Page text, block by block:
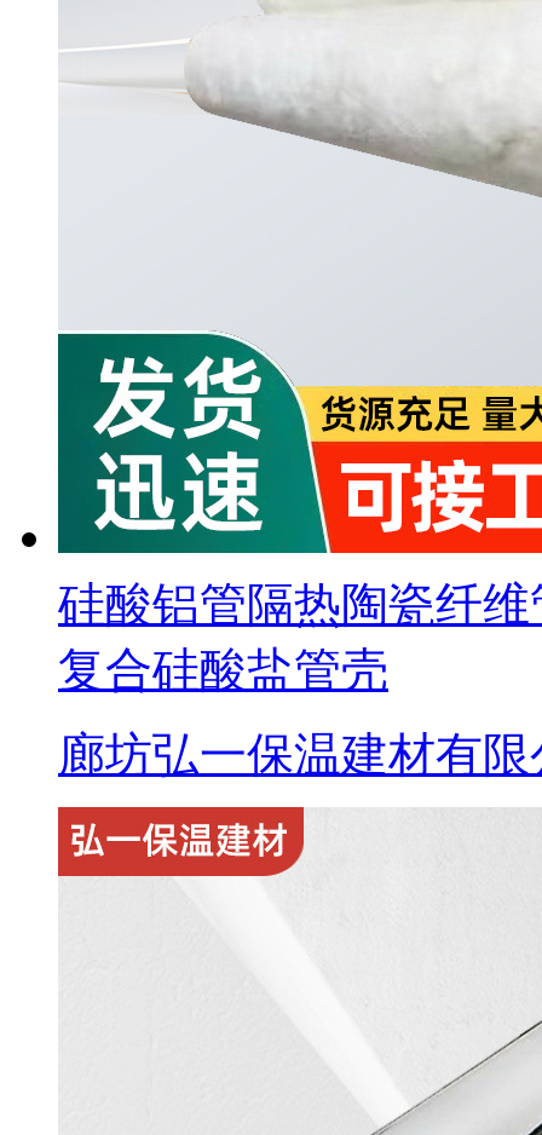
硅酸铝管隔热陶瓷纤
复合硅酸盐管壳
廊坊弘一保温建材有